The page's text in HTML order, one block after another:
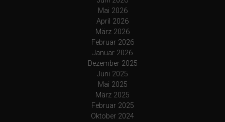
Mai 2026
April 2026
März 2026
Februar 2026
Januar 2026
Dezember 2025
Juni 2025
Mai 2025
März 2025
Februar 2025
Oktober 2024